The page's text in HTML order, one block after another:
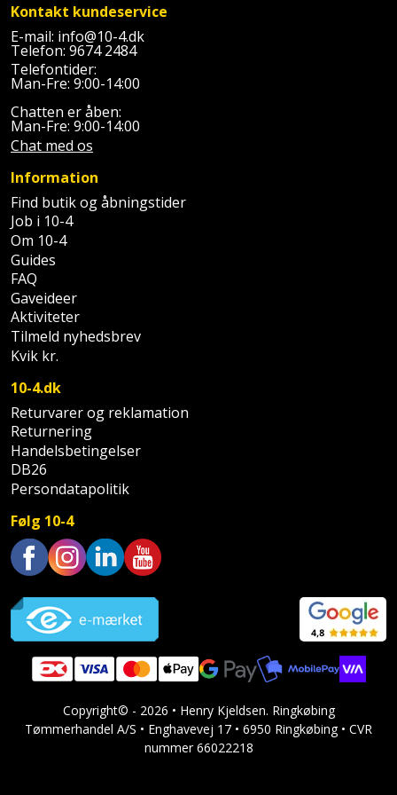
Sternbeklædning
Tag
og
tagplader
Terrassebrædder
Terrasseopklodsning
Tråd
til
byggeri
Træ
Vinduer
WinWin
plader
Palleløfter
Polsøger
Profilsaks
Reb
og
snor
Renseservietter
og
wipes
Sækkelukker
Saks
Sav
Savbuk
Savklinge
Skraber
Skruestik
Skruetrækker
Smøring
Industristøvsuger
Kantfræser
Kantlimer
Kantlimertilbehør
Kap-
og
geringssav
Kerneboremaskine
Klammepistol
Klippeværktøj
Kombokit
Kompressor
Lader
Ligesliber
Limpistol
Linjelaser
Loddekolbe
Luftværktøj
Måleinstrumenter
Højbede
Højtaler
Hylder
Jagt
fritid
Jul
Kaffe
Klæbesøm
Køkkenudstyr
Leg
Lommelygte
Merchandise
Mobiltilbehør
Pavillon
Personlig
pleje
Plantekasser
Postkasse
Postkassestander
Kontakt kundeservice
E-mail: info@10-4.dk
Telefon: 9674 2484
Telefontider:
Man-Fre: 9:00-14:00
Chatten er åben:
Man-Fre: 9:00-14:00
Chat med os
Information
Find butik og åbningstider
Job i 10-4
Om 10-4
Guides
FAQ
Gaveideer
Aktiviteter
Tilmeld nyhedsbrev
Kvik kr.
10-4.dk
Returvarer og reklamation
Returnering
Handelsbetingelser
DB26
Persondatapolitik
Følg 10-4
Copyright© - 2026 • Henry Kjeldsen. Ringkøbing
Tømmerhandel A/S • Enghavevej 17 • 6950 Ringkøbing • CVR
nummer 66022218